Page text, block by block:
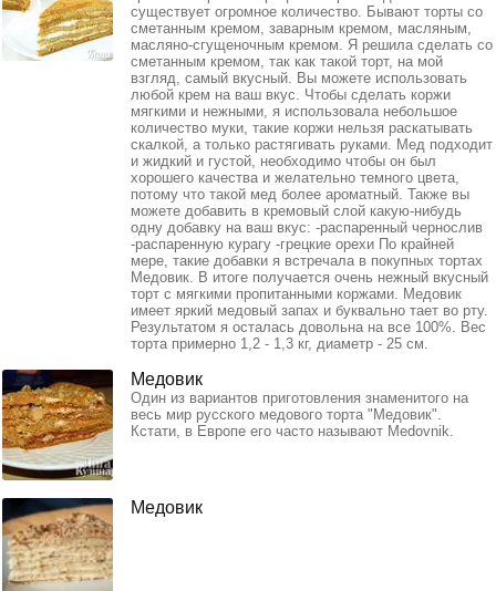
существует огромное количество. Бывают торты со
сметанным кремом, заварным кремом, масляным,
масляно-сгущеночным кремом. Я решила сделать со
сметанным кремом, так как такой торт, на мой
взгляд, самый вкусный. Вы можете использовать
любой крем на ваш вкус. Чтобы сделать коржи
мягкими и нежными, я использовала небольшое
количество муки, такие коржи нельзя раскатывать
скалкой, а только растягивать руками. Мед подходит
и жидкий и густой, необходимо чтобы он был
хорошего качества и желательно темного цвета,
потому что такой мед более ароматный. Также вы
можете добавить в кремовый слой какую-нибудь
одну добавку на ваш вкус: -распаренный чернослив
-распаренную курагу -грецкие орехи По крайней
мере, такие добавки я встречала в покупных тортах
Медовик. В итоге получается очень нежный вкусный
торт с мягкими пропитанными коржами. Медовик
имеет яркий медовый запах и буквально тает во рту.
Результатом я осталась довольна на все 100%. Вес
торта примерно 1,2 - 1,3 кг, диаметр - 25 см.
Медовик
Один из вариантов приготовления знаменитого на
весь мир русского медового торта "Медовик".
Кстати, в Европе его часто называют Medovnik.
Медовик